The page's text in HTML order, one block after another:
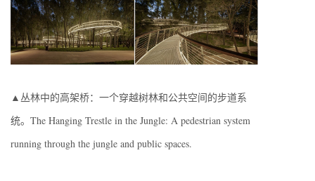
▲丛林中的高架桥：一个穿越树林和公共空间的步道系
统。The Hanging Trestle in the Jungle: A pedestrian system
running through the jungle and public spaces.